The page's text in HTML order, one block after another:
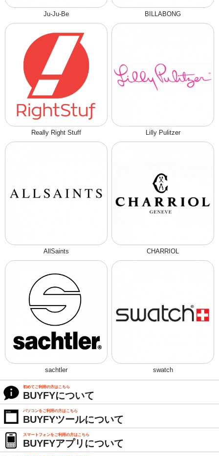
Ju-Ju-Be BILLABONG
Really Right Stuff Lilly Pulitzer
AllSaints CHARRIOL
sachtler swatch
初めてご利用の方はこちら
BUYFYについて
パソコンをご利用の方はこちら
BUYFYツールについて
スマートフォンをご利用の方はこちら
BUYFYアプリについて